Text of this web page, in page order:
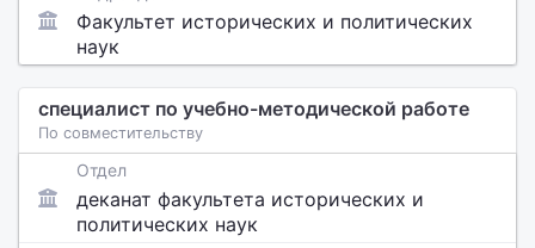
Факультет исторических и политических
наук
специалист по учебно-методической работе
По совместительству
Отдел
деканат факультета исторических и
политических наук